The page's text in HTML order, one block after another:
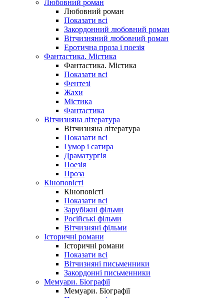
Любовний роман
Любовний роман
Показати всі
Закордонний любовний роман
Вітчизняний любовний роман
Еротична проза і поезія
Фантастика. Містика
Фантастика. Містика
Показати всі
Фентезі
Жахи
Містика
Фантастика
Вітчизняна література
Вітчизняна література
Показати всі
Гумор і сатира
Драматургія
Поезія
Проза
Кіноповісті
Кіноповісті
Показати всі
Зарубіжні фільми
Російські фільми
Вітчизняні фільми
Історичні романи
Історичні романи
Показати всі
Вітчизняні письменники
Закордонні письменники
Мемуари. Біографії
Мемуари. Біографії